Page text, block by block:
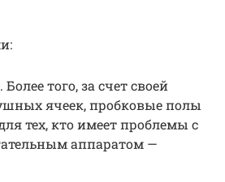
того, за счет своей
ячеек, пробковые полы
тех, кто имеет проблемы с
аппаратом —